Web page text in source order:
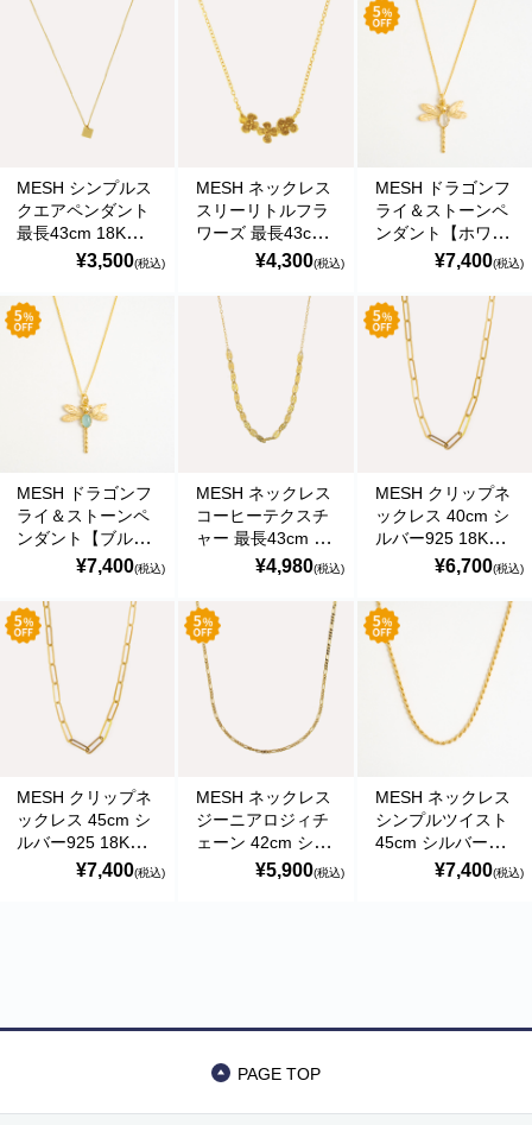
Gold Necklace
Gold Necklace
Gold Necklace
MESH シンプルス
クエアペンダント
最長43cm 18Kゴ
ールドコート シル
ル直輸入
COL00P1 Gold
Necklace
¥3,500(税込)
MESH ネックレス
スリーリトルフラ
ワーズ 最長43cm
18Kゴールドコー
ルトガル直輸入
COL0192F Gold
Necklace
¥4,300(税込)
MESH ドラゴンフ
ライ＆ストーンペ
ンダント【ホワイ
ト】最長43cm
ト シルバー925 ポ
ルトガル直輸入
COL0176 Gold
Necklace
¥7,400(税込)
MESH ドラゴンフ
ライ＆ストーンペ
ンダント【ブル
ー】最長43cm
ト シルバー925 ポ
ルトガル直輸入
COL0176 Gold
Necklace
¥7,400(税込)
MESH ネックレス
コーヒーテクスチ
ャー 最長43cm シ
ルバー925 18Kゴ
トガル直輸入
COL330L Gold
Necklace
¥4,980(税込)
MESH クリップネ
ックレス 40cm シ
ルバー925 18Kゴ
ールドコート ポル
VOL0026 Gold
Necklace
¥6,700(税込)
MESH クリップネ
ックレス 45cm シ
ルバー925 18Kゴ
ールドコート ポル
¥7,400(税込)
MESH ネックレス
ジーニアロジィチ
ェーン 42cm シル
バー925 18Kゴー
¥5,900(税込)
MESH ネックレス
シンプルツイスト
45cm シルバー
925 18Kゴールド
¥7,400(税込)
商品カテゴリー
ペットフード・グッズ
PAGE TOP